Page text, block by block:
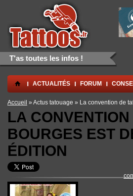
Aller au contenu principal
Skip to navigation
T'as toutes les infos !
. ACTUALITÉS FORUM
Vous êtes ici
Accueil » Actus tatouage » La convention de
LA
BOURGES EST
ÉDITION